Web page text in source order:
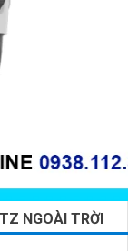
NGOÀI TRỜI